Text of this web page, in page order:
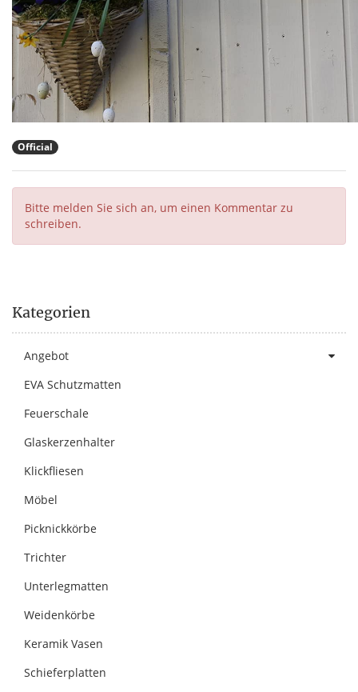
Official
Bitte melden Sie sich an, um einen Kommentar zu
schreiben.
Kategorien
Angebot
EVA Schutzmatten
Feuerschale
Glaskerzenhalter
Klickfliesen
Möbel
Picknickkörbe
Trichter
Unterlegmatten
Weidenkörbe
Keramik Vasen
Schieferplatten